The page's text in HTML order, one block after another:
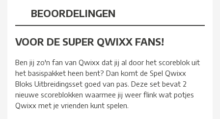
BEOORDELINGEN
VOOR DE SUPER QWIXX FANS!
Ben jij zo'n fan van Qwixx dat jij al door het scoreblok uit
het basispakket heen bent? Dan komt de Spel Qwixx
Bloks Uitbreidingsset goed van pas. Deze set bevat 2
nieuwe scoreblokken waarmee jij weer flink wat potjes
Qwixx met je vrienden kunt spelen.